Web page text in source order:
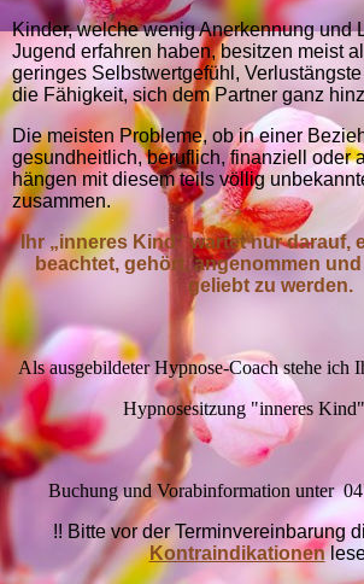
Kinder, welche wenig Anerkennung und
Jugend erfahren haben, besitzen meist
geringes Selbstwertgefühl,
die Fähigkeit, sich dem Partner ganz
Die meisten Probleme, ob in einer
gesundheitlich, beruflich, finanziell oder
hängen mit diesem teils völlig
zusammen.
Ihr „inneres Kind“ wartet nur darauf,
beachtet, gehört, angenommen
geliebt zu werden.
Als ausgebildeter Hypnose-Coach stehe ich
Hypnosesitzung "inneres Kind"
Buchung und Vorabinformation unter
!! Bitte vor der Terminvereinbarung
Kontraindikationen